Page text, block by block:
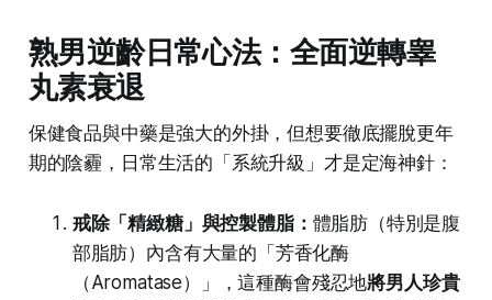
熟男逆齡日常心法：全面逆轉睾
丸素衰退
保健食品與中藥是強大的外掛，但想要徹底擺脫更年
期的陰霾，日常生活的「系統升級」才是定海神針：
戒除「精緻糖」與控製體脂： 體脂肪（特別是腹
部脂肪）內含有大量的「芳香化酶
（Aromatase）」，這種酶會殘忍地將男人珍貴